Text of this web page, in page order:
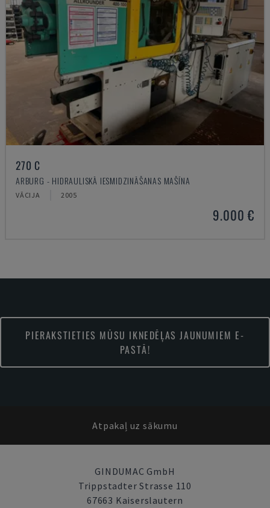
270 C
ARBURG - HIDRAULISKĀ IESMIDZINĀŠANAS MAŠĪNA
VĀCIJA 2005
9.000 €
PIERAKSTIETIES MŪSU IKNEDĒĻAS JAUNUMIEM E-
PASTĀ!
Atpakaļ uz sākumu
GINDUMAC GmbH
Trippstadter Strasse 110
67663 Kaiserslautern